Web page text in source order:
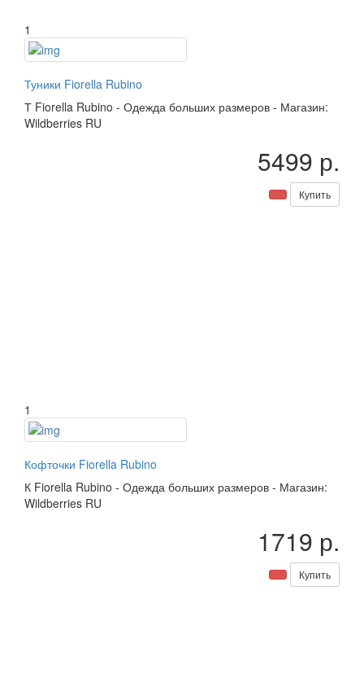
1
Туники Fiorella Rubino
Т Fiorella Rubino - Одежда больших размеров - Магазин:
Wildberries RU
5499 р.
Купить
1
Кофточки Fiorella Rubino
К Fiorella Rubino - Одежда больших размеров - Магазин:
Wildberries RU
1719 р.
Купить